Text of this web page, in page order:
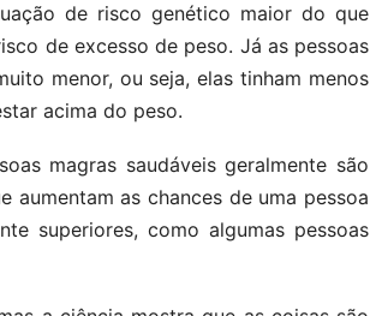
de risco genético maior do que
de excesso de peso. Já as pessoas
menor, ou seja, elas tinham menos
acima do peso.
magras saudáveis geralmente são
aumentam as chances de uma pessoa
superiores, como algumas pessoas